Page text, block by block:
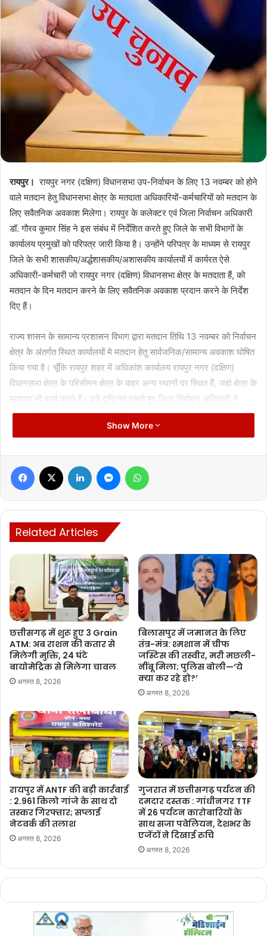
रायपुर। रायपुर नगर (दक्षिण) विधानसभा उप-निर्वाचन के लिए 13 नवम्बर को होने
वाले मतदान हेतु विधानसभा क्षेत्र के मतदाता अधिकारियों-कर्मचारियों को मतदान के
लिए सवैतनिक अवकाश मिलेगा। रायपुर के कलेक्टर एवं जिला निर्वाचन अधिकारी
डॉ. गौरव कुमार सिंह ने इस संबंध में निर्देशित करते हुए जिले के सभी विभागों के
कार्यालय प्रमुखों को परिपत्र जारी किया है। उन्होंने परिपत्र के माध्यम से रायपुर
जिले के सभी शासकीय/अर्द्धशासकीय/अशासकीय कार्यालयों में कार्यरत ऐसे
अधिकारी-कर्मचारी जो रायपुर नगर (दक्षिण) विधानसभा क्षेत्र के मतदाता हैं, को
मतदान के दिन मतदान करने के लिए सवैतनिक अवकाश प्रदान करने के निर्देश
दिए हैं।
राज्य शासन के सामान्य प्रशासन विभाग द्वारा मतदान तिथि 13 नवम्बर को निर्वाचन
क्षेत्र के अंतर्गत स्थित कार्यालयों मे मतदान हेतु सार्वजनिक/सामान्य अवकाश घोषित
किया गया है। चूँकि रायपुर शहर में अधिकांश कार्यालय रायपुर नगर (दक्षिण)
विधानसभा क्षेत्र के परिसीमन क्षेत्र के बाहर अन्य स्थानों पर स्थित हैं, जहां क्षेत्र के
मतदाता भी कार्य करते हैं। इसे दृष्टिगत रखते हुए जिला निर्वाचन अधिकारी ने
मतदान दिवस के दिन रायपुर नगर (दक्षिण) विधानसभा क्षेत्र के मतदाता
अधिकारियों-कर्मचारियों को मतदान के लिए सवैतनिक अवकाश प्रदान करने के
Manish Tiwari
Show More
Facebook LinkedIn Messenger
Related Articles
छत्तीसगढ़ में शुरू हुए 3 Grain
ATM: अब राशन की कतार से
मिलेगी मुक्ति, 24 घंटे
बायोमेट्रिक से मिलेगा चावल
अगस्त 8, 2026
बिलासपुर में जमानत के लिए
तंत्र-मंत्र: श्मशान में चीफ
जस्टिस की तस्वीर, मरी मछली-
नींबू मिला; पुलिस बोली—‘ये
क्या कर रहे हो?’
अगस्त 8, 2026
रायपुर में ANTF की बड़ी कार्रवाई
: 2.961 किलो गांजे के साथ दो
तस्कर गिरफ्तार; सप्लाई
नेटवर्क की तलाश
अगस्त 8, 2026
गुजरात में छत्तीसगढ़ पर्यटन की
दमदार दस्तक : गांधीनगर TTF
में 26 पर्यटन कारोबारियों के
साथ सजा पवेलियन, देशभर के
एजेंटों ने दिखाई रुचि
अगस्त 8, 2026